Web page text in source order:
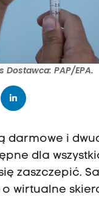
Dostawca: PAP/EPA.
darmowe i
dla
zaszczepić.
wirtualne